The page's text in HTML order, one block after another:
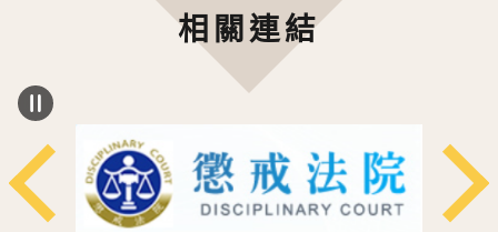
相關連結